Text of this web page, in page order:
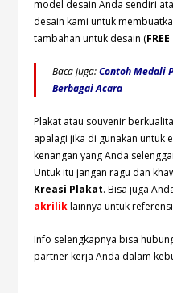
model desain Anda sendiri
desain kami untuk
tambahan untuk desain (
Baca juga:Contoh Medali
Berbagai Acara
Plakat atau souvenir
apalagi jika di gunakan untuk
kenangan yang Anda
Untuk itu jangan ragu dan
Kreasi Plakat. Bisa juga
akriliklainnya untuk
Info selengkapnya bisa
partner kerja Anda dalam